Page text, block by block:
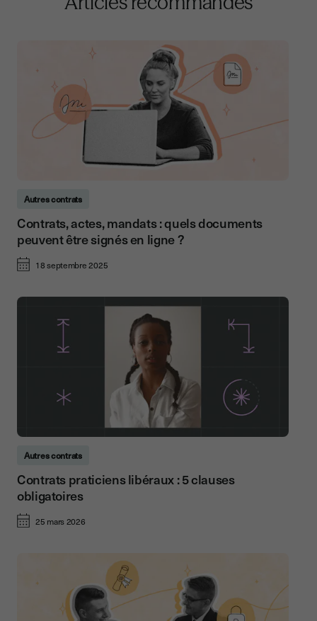
Autres contrats
Contrats, actes, mandats : quels documents
peuvent être signés en ligne ?
18 septembre 2025
Autres contrats
Contrats praticiens libéraux : 5 clauses
obligatoires
25 mars 2026